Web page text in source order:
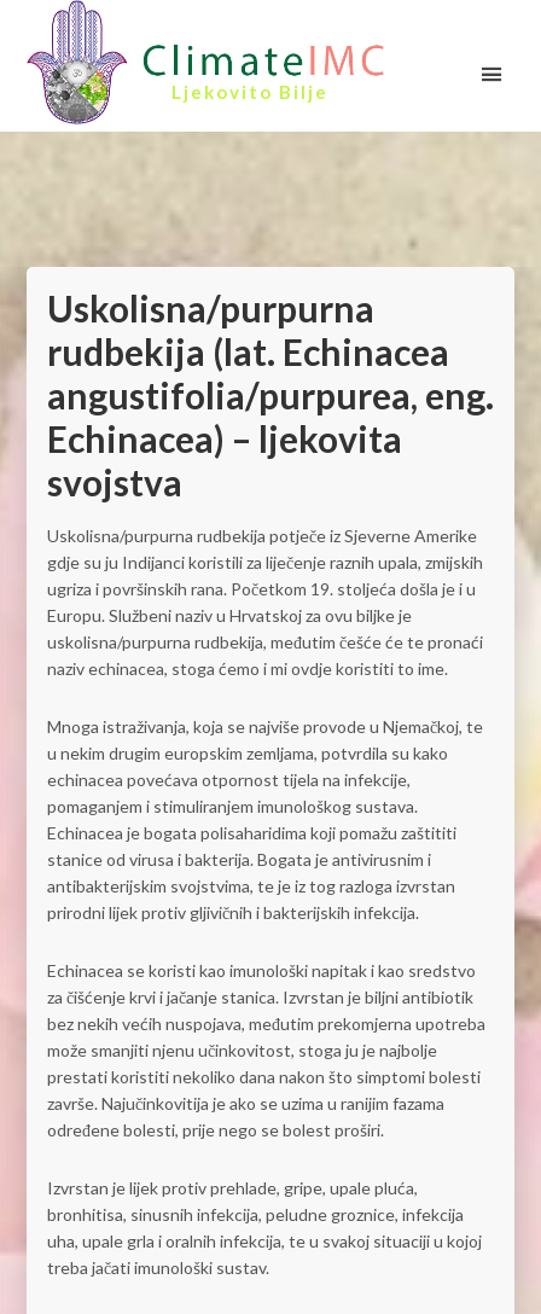
Ljekovito Bilje
Uskolisna/purpurna
rudbekija (lat. Echinacea
angustifolia/purpurea, eng.
Echinacea) – ljekovita
svojstva
Uskolisna/purpurna rudbekija potječe iz Sjeverne Amerike
gdje su ju Indijanci koristili za liječenje raznih upala, zmijskih
ugriza i površinskih rana. Početkom 19. stoljeća došla je i u
Europu. Službeni naziv u Hrvatskoj za ovu biljke je
uskolisna/purpurna rudbekija, međutim češće će te pronaći
naziv echinacea, stoga ćemo i mi ovdje koristiti to ime.
Mnoga istraživanja, koja se najviše provode u Njemačkoj, te
u nekim drugim europskim zemljama, potvrdila su kako
echinacea povećava otpornost tijela na infekcije,
pomaganjem i stimuliranjem imunološkog sustava.
Echinacea je bogata polisaharidima koji pomažu zaštititi
stanice od virusa i bakterija. Bogata je antivirusnim i
antibakterijskim svojstvima, te je iz tog razloga izvrstan
prirodni lijek protiv gljivičnih i bakterijskih infekcija.
Echinacea se koristi kao imunološki napitak i kao sredstvo
za čišćenje krvi i jačanje stanica. Izvrstan je biljni antibiotik
bez nekih većih nuspojava, međutim prekomjerna upotreba
može smanjiti njenu učinkovitost, stoga ju je najbolje
prestati koristiti nekoliko dana nakon što simptomi bolesti
završe. Najučinkovitija je ako se uzima u ranijim fazama
određene bolesti, prije nego se bolest proširi.
Izvrstan je lijek protiv prehlade, gripe, upale pluća,
bronhitisa, sinusnih infekcija, peludne groznice, infekcija
uha, upale grla i oralnih infekcija, te u svakoj situaciji u kojoj
treba jačati imunološki sustav.